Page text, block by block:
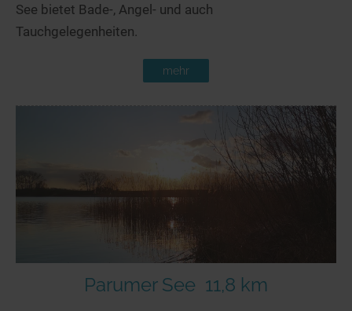
See bietet Bade-, Angel- und auch
Tauchgelegenheiten.
mehr
Parumer See 11,8 km